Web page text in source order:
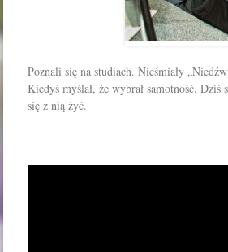
Poznali się na studiach. Nieśmiały
Kiedyś myślał, że wybrał samotność. Dziś
się z nią żyć.